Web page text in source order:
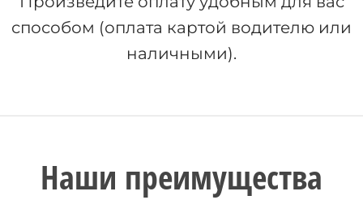
способом (оплата картой водителю или
наличными).
Наши преимущества